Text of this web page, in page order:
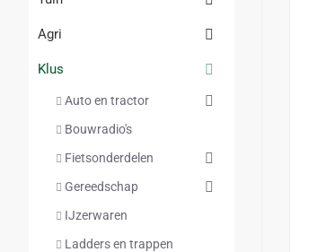
Agri
Klus
Auto en tractor
Bouwradio's
Fietsonderdelen
Gereedschap
IJzerwaren
Ladders en trappen